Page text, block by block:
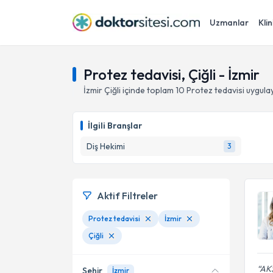
Uzmanlar
Protez tedavisi, Çiğli - İzmir
İzmirÇiğli içinde toplam 10 Protez tedavisi
İlgili Branşlar
Diş Hekimi
3
Aktif Filtreler
Protez tedavisi
İzmir
Çiğli
Şehir İzmir